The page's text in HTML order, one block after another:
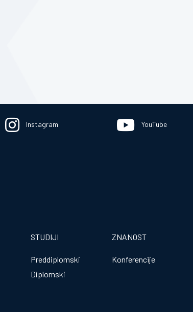
Instagram YouTube
STUDIJI
Preddiplomski
Diplomski
ZNANOST
Konferencije